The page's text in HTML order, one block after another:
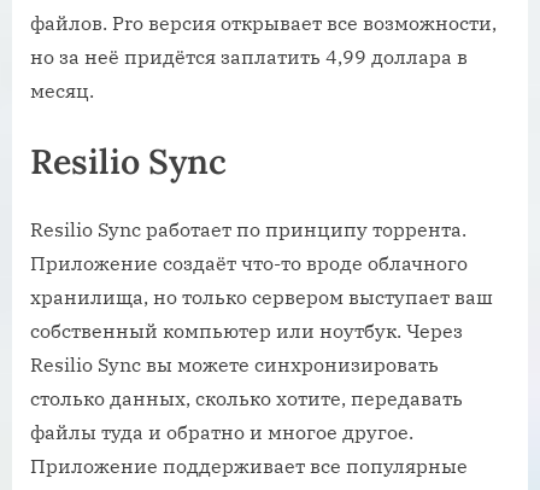
файлов. Pro версия открывает все возможности,
но за неё придётся заплатить 4,99 доллара в
месяц.
Resilio Sync
Resilio Sync работает по принципу торрента.
Приложение создаёт что-то вроде облачного
хранилища, но только сервером выступает ваш
собственный компьютер или ноутбук. Через
Resilio Sync вы можете синхронизировать
столько данных, сколько хотите, передавать
файлы туда и обратно и многое другое.
Приложение поддерживает все популярные